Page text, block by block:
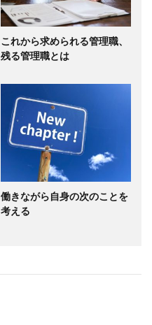
これから求められる管理職、
残る管理職とは
働きながら自身の次のことを
考える